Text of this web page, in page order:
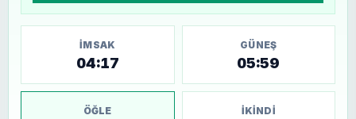
İMSAK
04:17
GÜNEŞ
05:59
ÖĞLE İKINDI